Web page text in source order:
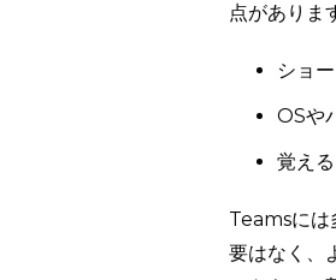
点がありま
ショ
OSや
覚え
Teamsには
要はなく、